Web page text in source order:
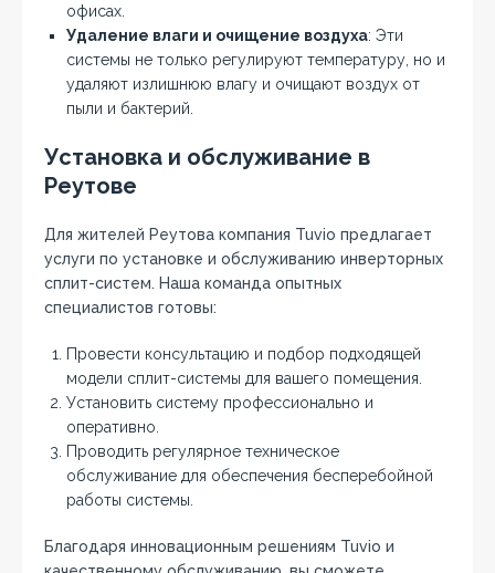
офисах.
Удаление влаги и очищение воздуха: Эти
системы не только регулируют температуру, но и
удаляют излишнюю влагу и очищают воздух от
пыли и бактерий.
Установка и обслуживание в
Реутове
Для жителей Реутова компания Tuvio предлагает
услуги по установке и обслуживанию инверторных
сплит-систем. Наша команда опытных
специалистов готовы:
Провести консультацию и подбор подходящей
модели сплит-системы для вашего помещения.
Установить систему профессионально и
оперативно.
Проводить регулярное техническое
обслуживание для обеспечения бесперебойной
работы системы.
Благодаря инновационным решениям Tuvio и